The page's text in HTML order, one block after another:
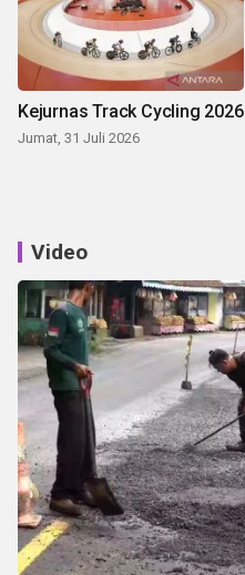
Kejurnas Track Cycling 2026
Jumat, 31 Juli 2026
Video